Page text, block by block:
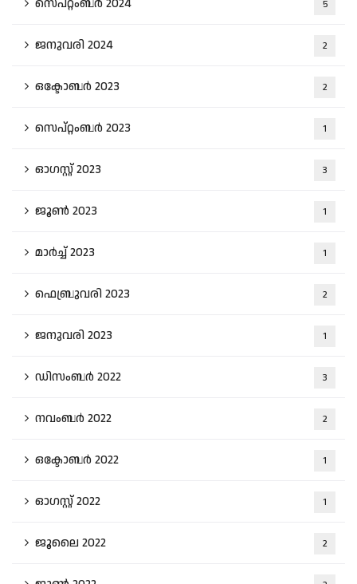
സെപ്റ്റംബർ 2024 5
ജനുവരി 2024 2
ഒക്ടോബർ 2023 2
സെപ്റ്റംബർ 2023 1
ഓഗസ്റ്റ്‌ 2023 3
ജൂൺ 2023 1
മാർച്ച്‌ 2023 1
ഫെബ്രുവരി 2023 2
ജനുവരി 2023 1
ഡിസംബർ 2022 3
നവംബർ 2022 2
ഒക്ടോബർ 2022 1
ഓഗസ്റ്റ്‌ 2022 1
ജൂലൈ 2022 2